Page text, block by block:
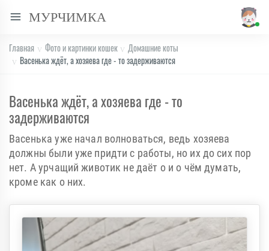
МУРЧИМКА
Главная Фото и картинки кошек
Домашние коты
Васенька ждёт, а хозяева где - то задерживаются
Васенька ждёт, а хозяева где - то
задерживаются
Васенька уже начал волноваться, ведь хозяева
должны были уже придти с работы, но их до сих пор
нет. А урчащий животик не даёт о и о чём думать,
кроме как о них.